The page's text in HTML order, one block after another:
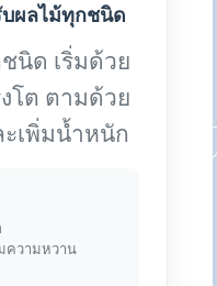
บผลไม้ทุกชนิด
นิด เริ่มด้วย
โต ตามด้วย
ะเพิ่มน้ำหนัก
ความหวาน